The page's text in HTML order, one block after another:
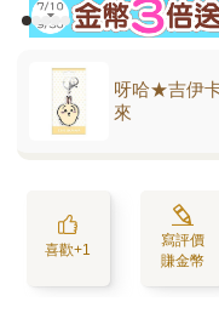
呀哈★吉伊
來
喜歡+1
寫評價
賺金幣